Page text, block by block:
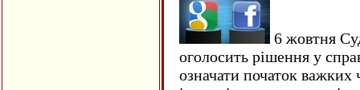
6 жовтня
оголосить рішення у
означати початок важких